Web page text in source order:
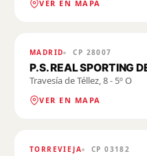
VER EN MAPA
MADRID CP 28007
P.S. REAL SPORTING
Travesía de Téllez, 8 - 5º O
VER EN MAPA
TORREVIEJA CP03182